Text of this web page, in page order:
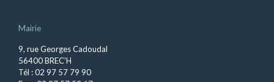
Mairie
9, rue Georges Cadoudal
56400 BREC’H
Tél : 02 97 57 79 90